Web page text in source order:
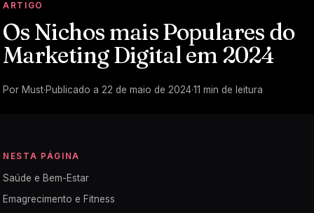
ARTIGO
Os Nichos mais Populares do
Marketing Digital em 2024
Por Must·Publicado a 22 de maio de 2024·11 min de leitura
NESTA PÁGINA
Saúde e Bem-Estar
Emagrecimento e Fitness